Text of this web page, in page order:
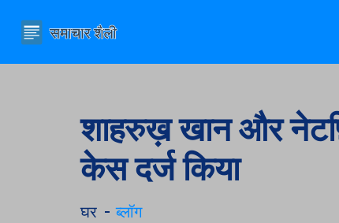
शाहरुख़ खान और
केस दर्ज किया
घर ब्लॉग